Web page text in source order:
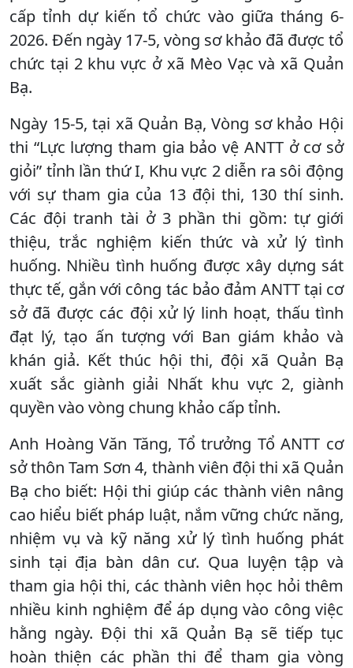
cấp tỉnh dự kiến tổ chức vào giữa tháng 6-
2026. Đến ngày 17-5, vòng sơ khảo đã được tổ
chức tại 2 khu vực ở xã Mèo Vạc và xã Quản
Bạ.
Ngày 15-5, tại xã Quản Bạ, Vòng sơ khảo Hội
thi “Lực lượng tham gia bảo vệ ANTT ở cơ sở
giỏi” tỉnh lần thứ I, Khu vực 2 diễn ra sôi động
với sự tham gia của 13 đội thi, 130 thí sinh.
Các đội tranh tài ở 3 phần thi gồm: tự giới
thiệu, trắc nghiệm kiến thức và xử lý tình
huống. Nhiều tình huống được xây dựng sát
thực tế, gắn với công tác bảo đảm ANTT tại cơ
sở đã được các đội xử lý linh hoạt, thấu tình
đạt lý, tạo ấn tượng với Ban giám khảo và
khán giả. Kết thúc hội thi, đội xã Quản Bạ
xuất sắc giành giải Nhất khu vực 2, giành
quyền vào vòng chung khảo cấp tỉnh.
Anh Hoàng Văn Tăng, Tổ trưởng Tổ ANTT cơ
sở thôn Tam Sơn 4, thành viên đội thi xã Quản
Bạ cho biết: Hội thi giúp các thành viên nâng
cao hiểu biết pháp luật, nắm vững chức năng,
nhiệm vụ và kỹ năng xử lý tình huống phát
sinh tại địa bàn dân cư. Qua luyện tập và
tham gia hội thi, các thành viên học hỏi thêm
nhiều kinh nghiệm để áp dụng vào công việc
hằng ngày. Đội thi xã Quản Bạ sẽ tiếp tục
hoàn thiện các phần thi để tham gia vòng